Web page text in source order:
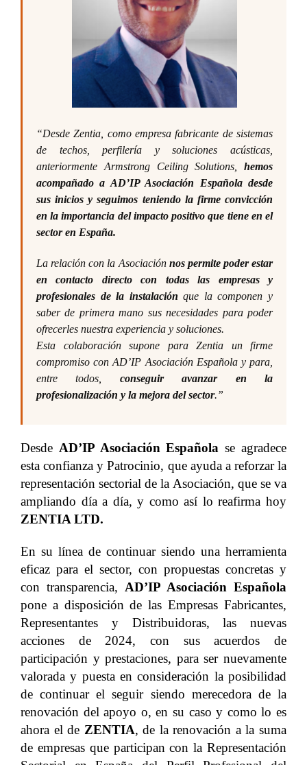
“Desde Zentia, como empresa fabricante de sistemas
de techos, perfilería y soluciones acústicas,
anteriormente Armstrong Ceiling Solutions, hemos
acompañado a AD’IP Asociación Española desde
sus inicios y seguimos teniendo la firme convicción
en la importancia del impacto positivo que tiene en el
sector en España.
La relación con la Asociación nos permite poder estar
en contacto directo con todas las empresas y
profesionales de la instalación que la componen y
saber de primera mano sus necesidades para poder
ofrecerles nuestra experiencia y soluciones.
Esta colaboración supone para Zentia un firme
compromiso con AD’IP Asociación Española y para,
entre todos, conseguir avanzar en la
profesionalización y la mejora del sector.”
Desde AD’IP Asociación Española se agradece
esta confianza y Patrocinio, que ayuda a reforzar la
representación sectorial de la Asociación, que se va
ampliando día a día, y como así lo reafirma hoy
ZENTIA LTD.
En su línea de continuar siendo una herramienta
eficaz para el sector, con propuestas concretas y
con transparencia, AD’IP Asociación Española
pone a disposición de las Empresas Fabricantes,
Representantes y Distribuidoras, las nuevas
acciones de 2024, con sus acuerdos de
participación y prestaciones, para ser nuevamente
valorada y puesta en consideración la posibilidad
de continuar el seguir siendo merecedora de la
renovación del apoyo o, en su caso y como lo es
ahora el de ZENTIA, de la renovación a la suma
de empresas que participan con la Representación